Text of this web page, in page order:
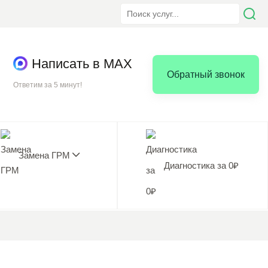
Написать в MAX
Ответим за 5 минут!
Обратный звонок
Замена ГРМ
Диагностика за 0₽
5.0